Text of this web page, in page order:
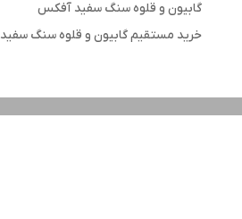
گابیون و قلوه سنگ سفید آفکس
خرید مستقیم گابیون و قلوه سنگ سفید